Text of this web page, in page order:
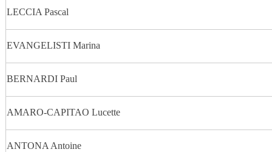
LECCIA Pascal
EVANGELISTI Marina
BERNARDI Paul
AMARO-CAPITAO Lucette
ANTONA Antoine